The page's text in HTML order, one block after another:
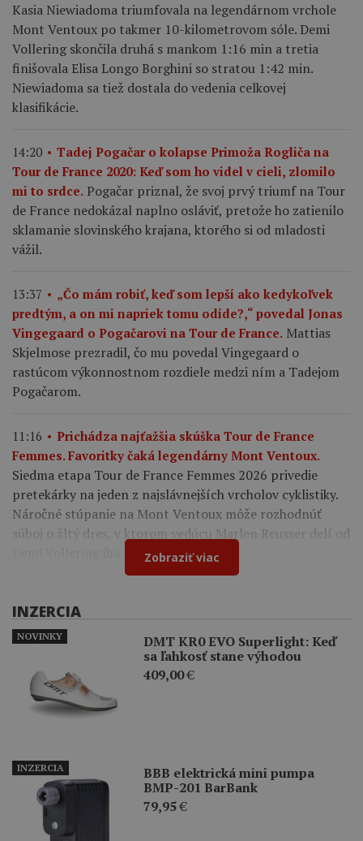
Kasia Niewiadoma triumfovala na legendárnom vrchole
Mont Ventoux po takmer 10-kilometrovom sóle. Demi
Vollering skončila druhá s mankom 1:16 min a tretia
finišovala Elisa Longo Borghini so stratou 1:42 min.
Niewiadoma sa tiež dostala do vedenia celkovej
klasifikácie.
14:20
Tadej Pogačar o kolapse Primoža Rogliča na
Tour de France 2020: Keď som ho videl v cieli, zlomilo
mi to srdce. Pogačar priznal, že svoj prvý triumf na Tour
de France nedokázal naplno osláviť, pretože ho zatienilo
sklamanie slovinského krajana, ktorého si od mladosti
vážil.
13:37
„Čo mám robiť, keď som lepší ako kedykoľvek
predtým, a on mi napriek tomu odíde?,“ povedal Jonas
Vingegaard o Pogačarovi na Tour de France. Mattias
Skjelmose prezradil, čo mu povedal Vingegaard o
rastúcom výkonnostnom rozdiele medzi ním a Tadejom
Pogačarom.
11:16
Prichádza najťažšia skúška Tour de France
Femmes. Favoritky čaká legendárny Mont Ventoux.
Siedma etapa Tour de France Femmes 2026 privedie
pretekárky na jeden z najslávnejších vrcholov cyklistiky.
Náročné stúpanie na Mont Ventoux môže rozhodnúť
súboj o žltý dres, v ktorom vedúcu Marlen Reusser delí od
Demi Vollering iba 12 sekúnd.
Zobraziť viac
INZERCIA
DMT KR0 EVO Superlight: Keď
sa ľahkosť stane výhodou
409,00€
NOVINKY
BBB elektrická mini pumpa
BMP-201 BarBank
79,95€
INZERCIA